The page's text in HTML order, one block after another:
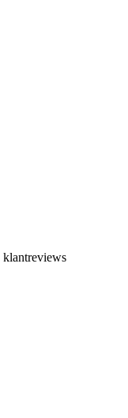
klantreviews